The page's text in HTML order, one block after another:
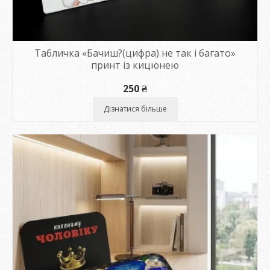
Табличка «Бачиш?(цифра) не так і багато»
принт із кицюнею
250₴
Дізнатися більше